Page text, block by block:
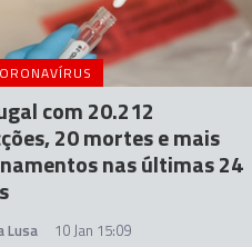
com 20.212
20 mortes e mais
nas últimas 24
Lusa 10 Jan 15:09